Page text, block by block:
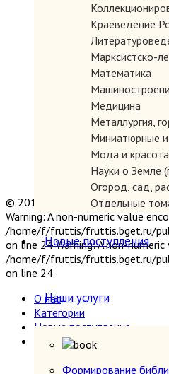
Краеведение
Марксистско-
Математика
Медицина
Металлургия,
Миниатюрные
Мода и красота
Науки о Земле
Огород, сад,
Отдельные
Открытки
Охота и
Педагогика
Политология,
Религия
Сатира и юмор
Новые поступления
Наши услуги
Формирование
© 2019 "Параграф" Покупка и
Warning: A non-numeric value
/home/f/fruttis/fruttis.bget.ru/
on line 24 Warning: A non-
/home/f/fruttis/fruttis.bget.ru/
on line 24
О нас
Категории
Новые поступления
Наши услуги
Прием книг